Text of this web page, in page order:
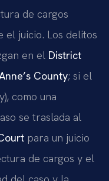
de cargos
el juicio. Los delitos
en el District
County; si el
como una
se traslada al
para un juicio
de cargos y el